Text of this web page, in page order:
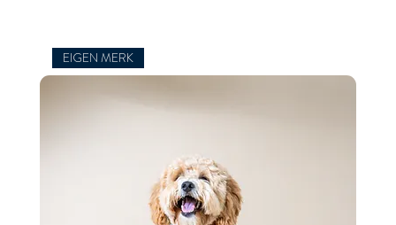
EIGEN MERK